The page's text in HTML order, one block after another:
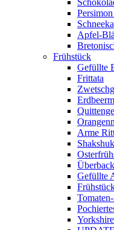
Apfel-
Frühstück
Gefüllte
Frittata
Arme
Gefüllte